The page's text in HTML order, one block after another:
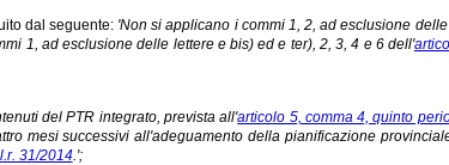
dal seguente: 'Non si applicano i commi 1, 2, ad esclusione
1, ad esclusione delle lettere e bis) ed e ter), 2, 3, 4 e 6 dell'
del PTR integrato, prevista all'articolo 5, comma 4, quinto
mesi successivi all'adeguamento della pianificazione
31/2014.';